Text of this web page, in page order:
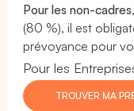
Pour les non-cadres
(80 %), il est
prévoyance pour
Pour les
TROUVER MA